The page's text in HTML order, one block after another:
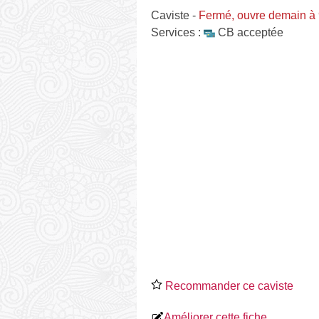
Caviste - Fermé, ouvre demain à
Services :
CB acceptée
Recommander ce caviste